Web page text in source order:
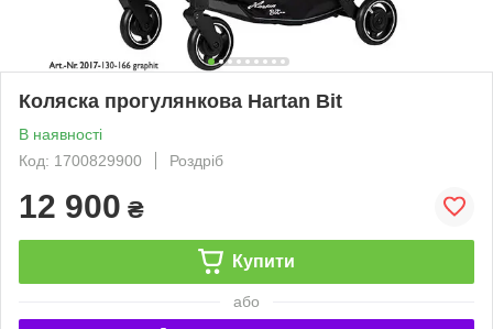
Коляска прогулянкова Hartan Bit
В наявності
Код: 1700829900
Роздріб
12 900 ₴
Купити
або